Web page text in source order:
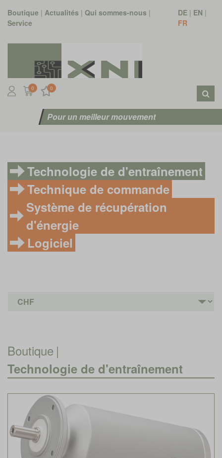
Boutique | Actualités | Qui sommes-nous |
Service
DE| EN |
FR
0 0
Pour un meilleur mouvement
Technologie de d'entraînement
Technique de commande
Système de récupération
d'énergie
Logiciel
Boutique |
Technologie de d'entraînement